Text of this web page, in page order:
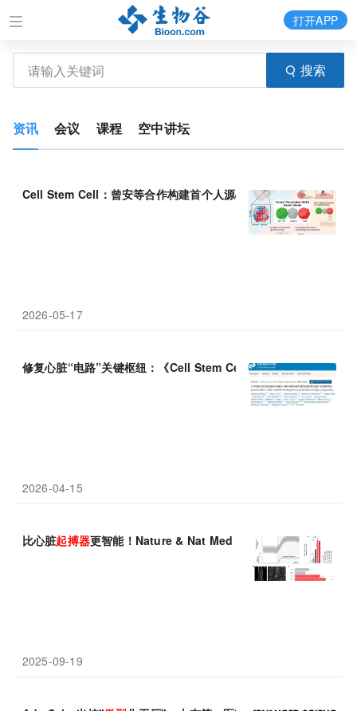
搜索
打开APP
资讯 会议 课程 空中讲坛
Cell Stem Cell：曾安等合作构建首个人源心脏“生物起搏器”类器
2026-05-17
修复心脏“电路”关键枢纽：《Cell Stem Cell》封面研究用干细胞
2026-04-15
比心脏起搏器更智能！Nature & Nat Med：新植入设备破解脊髓
2025-09-19